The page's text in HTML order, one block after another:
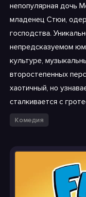
непопулярная дочь
младенец Стюи,
господства.
непредсказуемом
культуре,
второстепенных
хаотичный, но
сталкивается с
Комедия